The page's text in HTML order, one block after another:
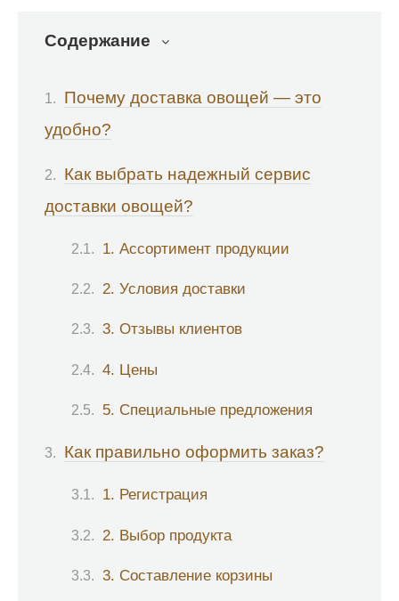
Содержание
Почему доставка овощей — это
удобно?
Как выбрать надежный сервис
доставки овощей?
1. Ассортимент продукции
2. Условия доставки
3. Отзывы клиентов
4. Цены
5. Специальные предложения
Как правильно оформить заказ?
1. Регистрация
2. Выбор продукта
3. Составление корзины